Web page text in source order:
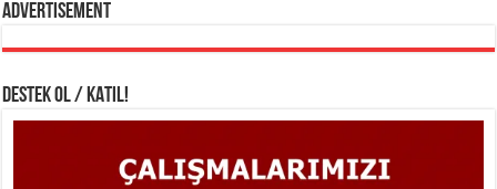
Advertisement
DESTEK OL / KATIL!